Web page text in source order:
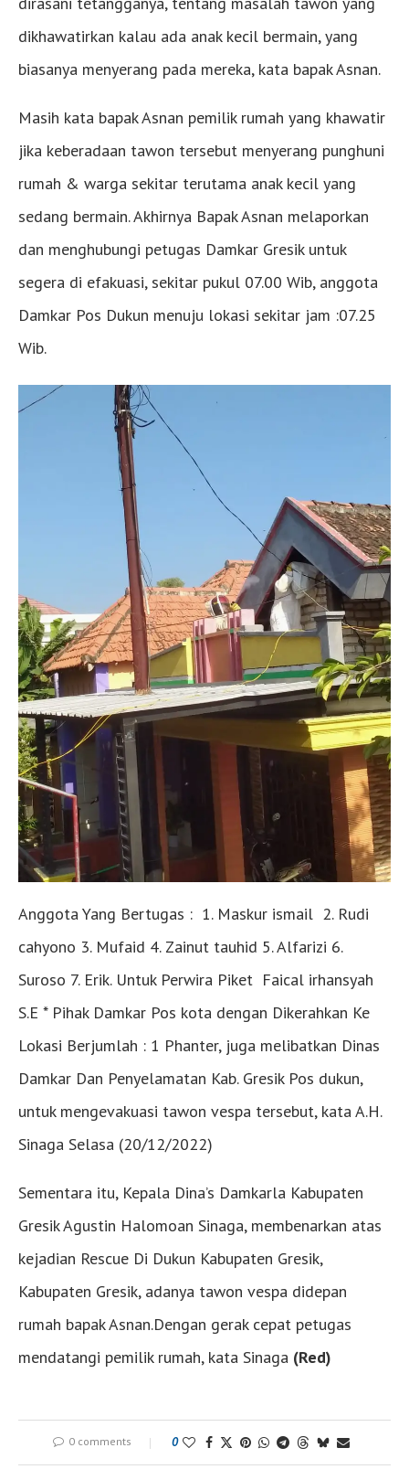
dikhawatirkan kalau ada anak kecil bermain, yang
biasanya menyerang pada mereka, kata bapak Asnan.
Masih kata bapak Asnan pemilik rumah yang khawatir
jika keberadaan tawon tersebut menyerang punghuni
rumah & warga sekitar terutama anak kecil yang
sedang bermain. Akhirnya Bapak Asnan melaporkan
dan menghubungi petugas Damkar Gresik untuk
segera di efakuasi, sekitar pukul 07.00 Wib, anggota
Damkar Pos Dukun menuju lokasi sekitar jam :07.25
Wib.
Anggota Yang Bertugas : 1. Maskur ismail 2. Rudi
cahyono 3. Mufaid 4. Zainut tauhid 5. Alfarizi 6.
Suroso 7. Erik. Untuk Perwira Piket Faical irhansyah
S.E * Pihak Damkar Pos kota dengan Dikerahkan Ke
Lokasi Berjumlah : 1 Phanter, juga melibatkan Dinas
Damkar Dan Penyelamatan Kab. Gresik Pos dukun,
untuk mengevakuasi tawon vespa tersebut, kata A.H.
Sinaga Selasa (20/12/2022)
Sementara itu, Kepala Dina’s Damkarla Kabupaten
Gresik Agustin Halomoan Sinaga, membenarkan atas
kejadian Rescue Di Dukun Kabupaten Gresik,
Kabupaten Gresik, adanya tawon vespa didepan
rumah bapak Asnan.Dengan gerak cepat petugas
mendatangi pemilik rumah, kata Sinaga (Red)
0 comments 0